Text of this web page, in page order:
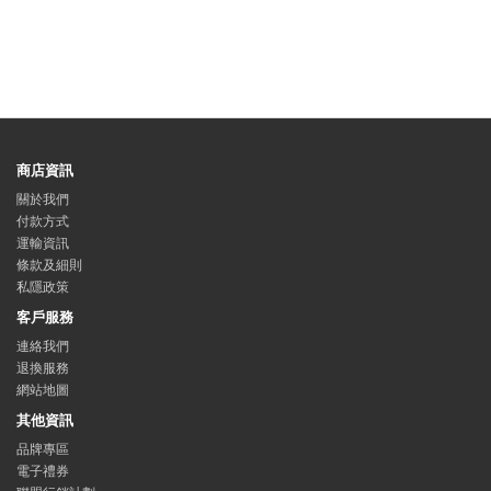
商店資訊
關於我們
付款方式
運輸資訊
條款及細則
私隱政策
客戶服務
連絡我們
退換服務
網站地圖
其他資訊
品牌專區
電子禮券